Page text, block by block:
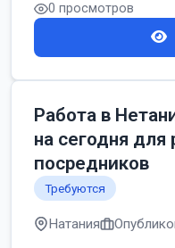
0 просмотров
Работа в
на сегодня
посредников
Требуются
Натания